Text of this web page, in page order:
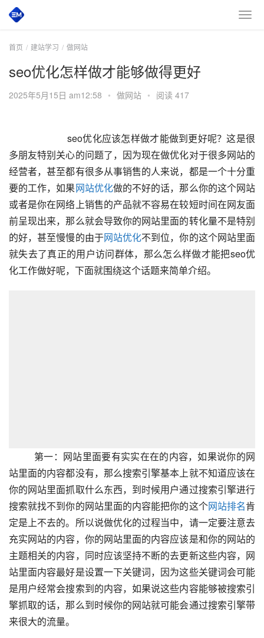
首页 建站学习 做网站
seo优化怎样做才能够做得更好
2025年5月15日 am12:58 • 做网站 • 阅读 417
seo优化应该怎样做才能做到更好呢？这是很
多朋友特别关心的问题了，因为现在做优化对于很多网站的
经营者，甚至都有很多从事销售的人来说，都是一个十分重
要的工作，如果网站优化做的不好的话，那么你的这个网站
或者是你在网络上销售的产品就不容易在较短时间在网友面
前呈现出来，那么就会导致你的网站里面的转化量不是特别
的好，甚至慢慢的由于网站优化不到位，你的这个网站里面
就失去了真正的用户访问群体，那么怎么样做才能把seo优
化工作做好呢，下面就围绕这个话题来简单介绍。
第一：网站里面要有实实在在的内容，如果说你的网
站里面的内容都没有，那么搜索引擎基本上就不知道应该在
你的网站里面抓取什么东西，到时候用户通过搜索引擎进行
搜索就找不到你的网站里面的内容能把你的这个网站排名肯
定是上不去的。所以说做优化的过程当中，请一定要注意去
充实网站的内容，你的网站里面的内容应该是和你的网站的
主题相关的内容，同时应该坚持不断的去更新这些内容，网
站里面内容最好是设置一下关键词，因为这些关键词会可能
是用户经常会搜索到的内容，如果说这些内容能够被搜索引
擎抓取的话，那么到时候你的网站就可能会通过搜索引擎带
来很大的流量。